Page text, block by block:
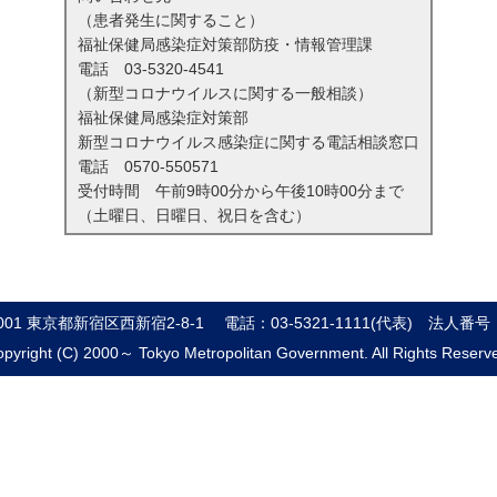
（患者発生に関すること）
福祉保健局感染症対策部防疫・情報管理課
電話 03-5320-4541
（新型コロナウイルスに関する一般相談）
福祉保健局感染症対策部
新型コロナウイルス感染症に関する電話相談窓口
電話 0570-550571
受付時間 午前9時00分から午後10時00分まで
（土曜日、日曜日、祝日を含む）
東京都新宿区西新宿2-8-1 電話：03-5321-1111(代表)
法人番号
(C) 2000～ Tokyo Metropolitan Government. All Rights